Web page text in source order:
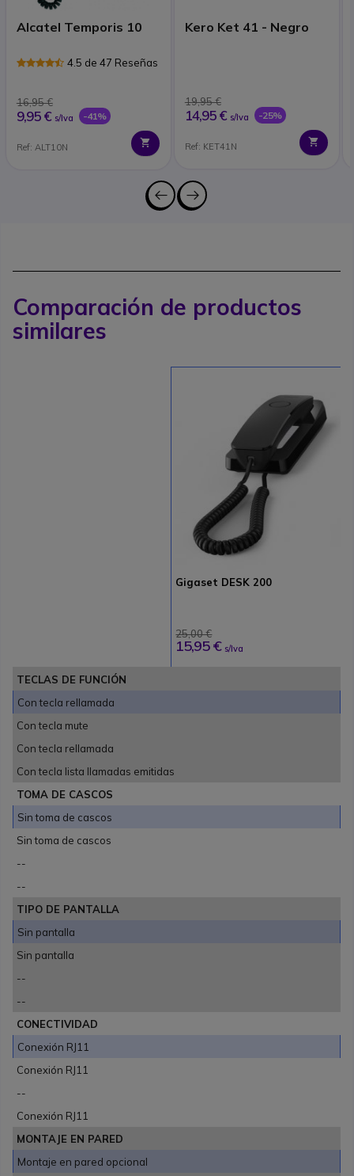
Alcatel Temporis 10
4.5 de 47 Reseñas
16,95 €
9,95 € s/Iva -41%
Ref: ALT10N
Kero Ket 41 - Negro
19,95 €
14,95 € s/Iva -25%
Ref: KET41N
Comparación de productos
similares
Gigaset DESK 200
25,00 €
15,95 € s/Iva
TECLAS DE FUNCIÓN
Con tecla rellamada
Con tecla mute
Con tecla rellamada
Con tecla lista llamadas emitidas
TOMA DE CASCOS
Sin toma de cascos
Sin toma de cascos
--
--
TIPO DE PANTALLA
Sin pantalla
Sin pantalla
--
--
CONECTIVIDAD
Conexión RJ11
Conexión RJ11
--
Conexión RJ11
MONTAJE EN PARED
Montaje en pared opcional